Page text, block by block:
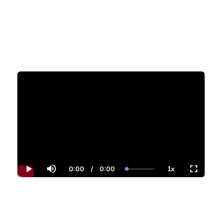
Play Mute
Current
Time
0:00 / Duration
0:00 Loaded:
0.00%
1xPlayback
Rate